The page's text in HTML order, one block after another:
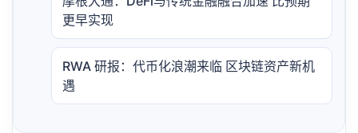
更早实现
RWA 研报：代币化浪潮来临 区块链资产新机
遇